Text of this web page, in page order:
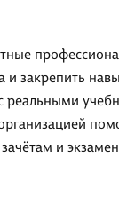
закрепить
реальными
и